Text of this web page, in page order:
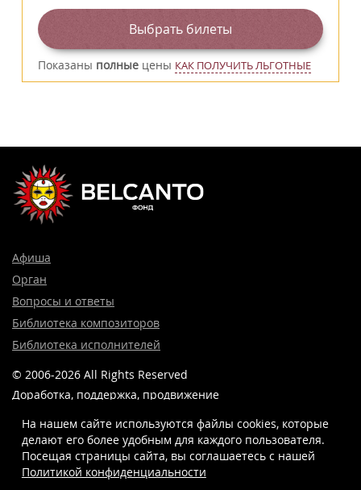
Выбрать билеты
Показаны полные цены КАК ПОЛУЧИТЬ ЛЬГОТНЫЕ
Афиша
Орган
Вопросы и ответы
Библиотека композиторов
Библиотека исполнителей
© 2006-2026 All Rights Reserved
Доработка, поддержка, продвижение
8 (499) 923-22-78
На нашем сайте используются файлы cookies, которые
делают его более удобным для каждого пользователя.
Посещая страницы сайта, вы соглашаетесь c нашей
Политикой конфиденциальности